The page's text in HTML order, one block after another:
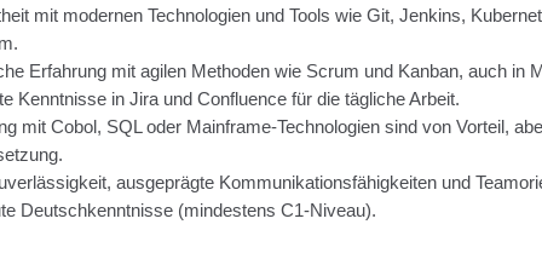
mit modernen Technologien und Tools wie Git, Jenkins,
Erfahrung mit agilen Methoden wie Scrum und Kanban, auch in
Kenntnisse in Jira und Confluence für die tägliche Arbeit.
mit Cobol, SQL oder Mainframe-Technologien sind von Vorteil,
ausgeprägte Kommunikationsfähigkeiten und
Deutschkenntnisse (mindestens C1-Niveau).